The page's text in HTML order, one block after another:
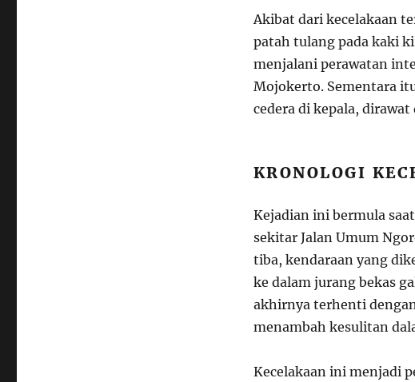
Akibat dari kecelakaan
patah tulang pada kaki
menjalani perawatan
Mojokerto. Sementara
cedera di kepala,
KRONOLOGI
Kejadian ini bermula
sekitar Jalan Umum
tiba, kendaraan yang
ke dalam jurang bekas
akhirnya terhenti
menambah kesulitan
Kecelakaan ini menjadi